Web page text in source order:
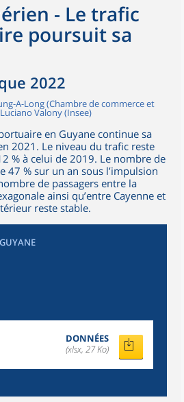
- Le trafic
poursuit sa
2022
A-Long (Chambre de commerce et
Valony (Insee)
en Guyane continue sa
2021. Le niveau du trafic reste
% à celui de 2019. Le nombre de
47 % sur un an sous l’impulsion
de passagers entre la
ainsi qu’entre Cayenne et
reste stable.
DONNÉES
(xlsx, 27 Ko)